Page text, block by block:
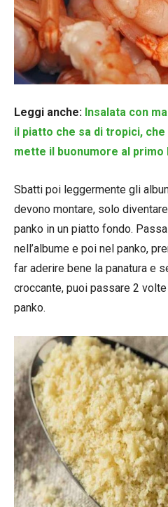
Leggi anche: Insalata con
il piatto che sa di tropici,
mette il buonumore al primo
Sbatti poi leggermente gli
devono montare, solo
panko in un piatto fondo.
nell’albume e poi nel panko,
far aderire bene la panatura e
croccante, puoi passare 2
panko.